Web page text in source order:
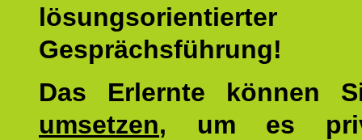
lösungsorientierter
Gesprächsführung!
Das Erlernte können
umsetzen, um es